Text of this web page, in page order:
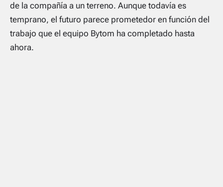
de la compañía a un terreno. Aunque todavía es
temprano, el futuro parece prometedor en función del
trabajo que el equipo Bytom ha completado hasta
ahora.